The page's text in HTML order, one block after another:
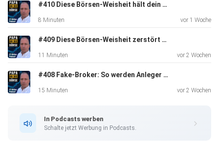
#410 Diese Börsen-Weisheit hält dein Depot klein
8 Minuten vor 1 Woche
#409 Diese Börsen-Weisheit zerstört dein Depot
11 Minuten vor 2 Wochen
#408 Fake-Broker: So werden Anleger um 100.000 € und mehr betrogen
15 Minuten vor 2 Wochen
In Podcasts werben
Schalte jetzt Werbung in Podcasts.